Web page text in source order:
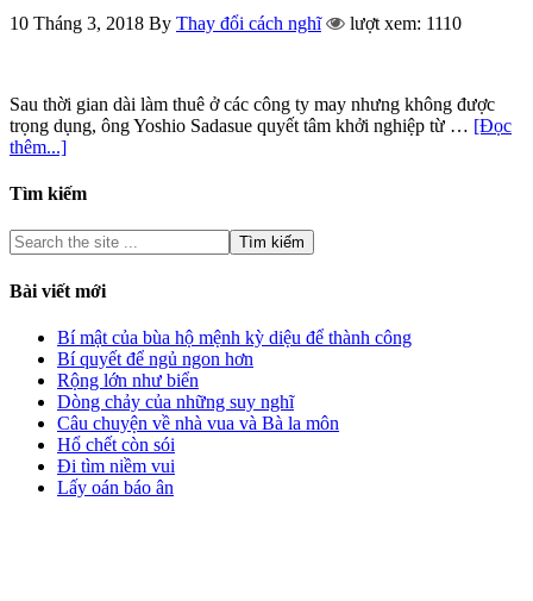
10 Tháng 3, 2018 By Thay đổi cách nghĩ lượt xem: 1110
Sau thời gian dài làm thuê ở các công ty may nhưng không được
trọng dụng, ông Yoshio Sadasue quyết tâm khởi nghiệp từ … [Đọc
thêm...]
Tìm kiếm
Bài viết mới
Bí mật của bùa hộ mệnh kỳ diệu để thành công
Bí quyết để ngủ ngon hơn
Rộng lớn như biển
Dòng chảy của những suy nghĩ
Câu chuyện về nhà vua và Bà la môn
Hổ chết còn sói
Đi tìm niềm vui
Lấy oán báo ân